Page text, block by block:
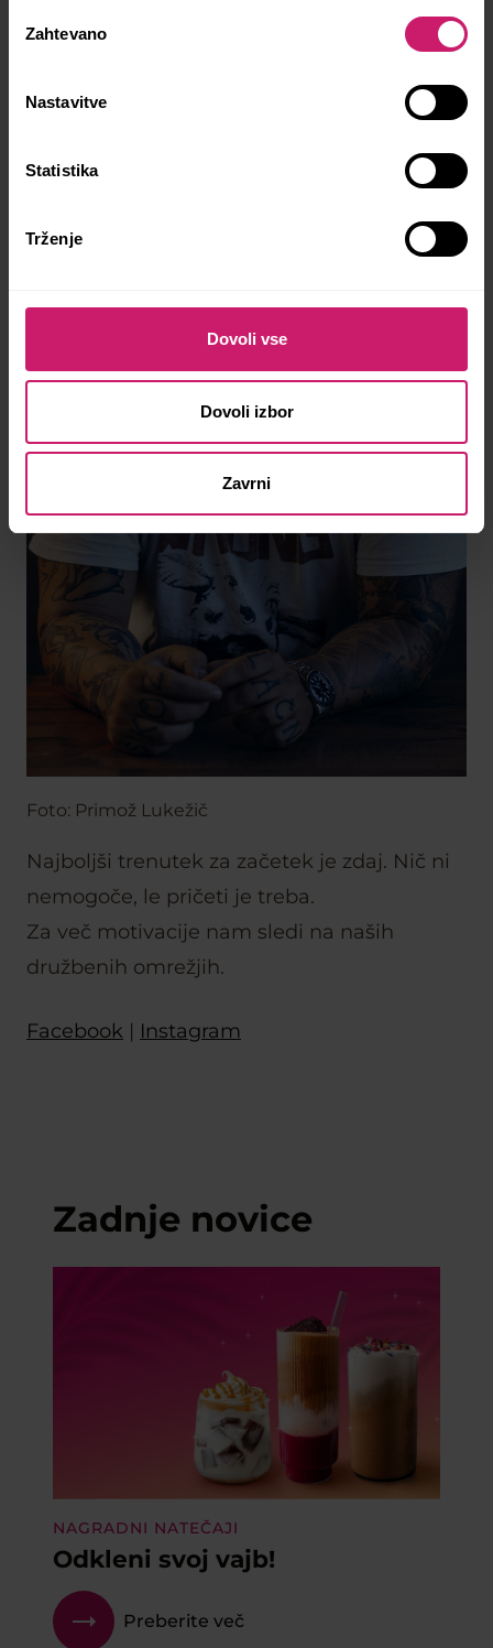
soglasja
Zahtevano
Nastavitve
Statistika
Trženje
Dovoli vse
Dovoli izbor
Zavrni
pravi, da s tem tatujem sporoča, da ne smeš
Foto: Primož Lukežič
Najboljši trenutek za začetek je zdaj. Nič ni
nemogoče, le pričeti je treba.
Za več motivacije nam sledi na naših
družbenih omrežjih.
Facebook | Instagram
Zadnje novice
NAGRADNI NATEČAJI
Odkleni svoj vajb!
Preberite več